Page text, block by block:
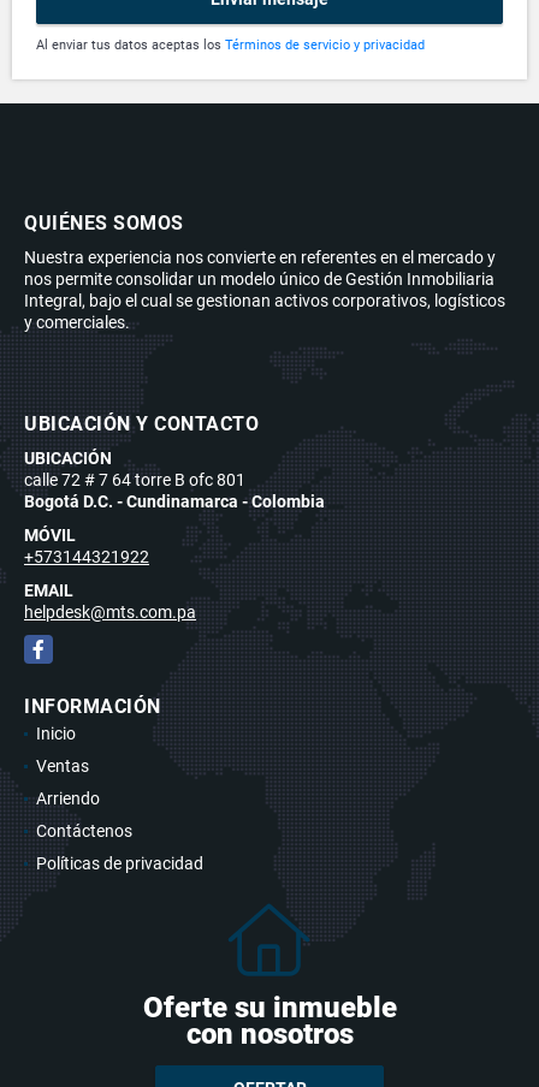
Al enviar tus datos aceptas los Términos de servicio y privacidad
QUIÉNES SOMOS
Nuestra experiencia nos convierte en referentes en el mercado y
nos permite consolidar un modelo único de Gestión Inmobiliaria
Integral, bajo el cual se gestionan activos corporativos, logísticos
y comerciales.
UBICACIÓN Y CONTACTO
UBICACIÓN
calle 72 # 7 64 torre B ofc 801
Bogotá D.C. - Cundinamarca - Colombia
MÓVIL
+573144321922
EMAIL
helpdesk@mts.com.pa
Facebook
INFORMACIÓN
Inicio
Ventas
Arriendo
Contáctenos
Políticas de privacidad
Oferte su inmueble
con nosotros